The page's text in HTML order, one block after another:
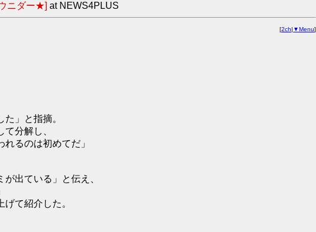
ニダー★] at NEWS4PLUS
[2ch| ▼Menu]
」と指摘。
分解し、
るのは初めてだ」
出ている」と伝え、
て紹介した。